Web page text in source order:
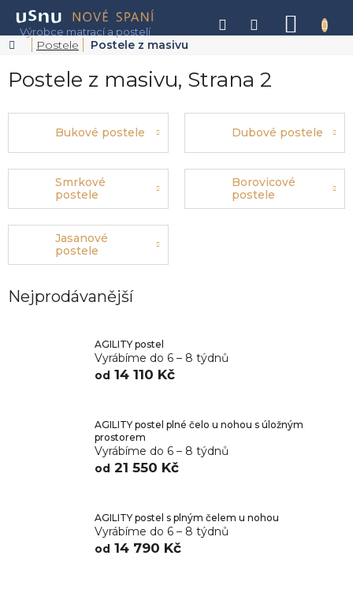
obsah
Domů
Postele Postele z masivu
Postele z masivu, Strana 2
Bukové postele Dubové postele
Smrkové
postele
Borovicové
postele
Jasanové
postele
Nejprodávanější
AGILITY postel
Vyrábíme do 6 – 8 týdnů
od 14 110 Kč
AGILITY postel plné čelo u nohou s úložným
prostorem
Vyrábíme do 6 – 8 týdnů
od 21 550 Kč
AGILITY postel s plným čelem u nohou
Vyrábíme do 6 – 8 týdnů
od 14 790 Kč